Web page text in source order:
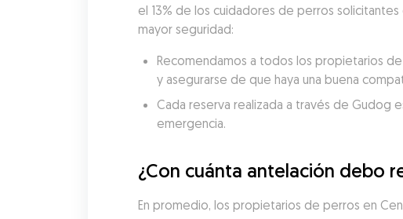
el 13% de los cuidadores de perros
mayor seguridad:
Recomendamos a todos los propietarios
y asegurarse de que haya una buena
Cada reserva realizada a través de Gudog
emergencia.
¿Con cuánta antelación debo
En promedio, los propietarios de perros en